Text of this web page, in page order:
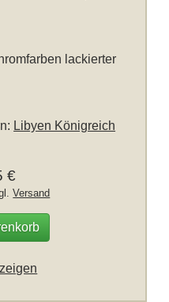
lackierter
Libyen Königreich
€
Versand